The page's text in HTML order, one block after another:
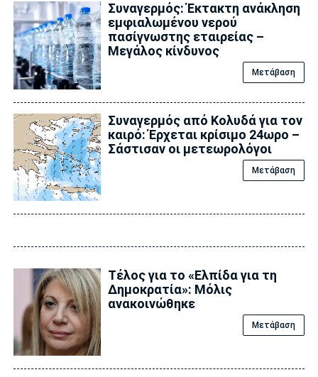
Συναγερμός: Έκτακτη ανάκληση
εμφιαλωμένου νερού
πασίγνωστης εταιρείας –
Μεγάλος κίνδυνος
Μετάβαση
Συναγερμός από Κολυδά για τον
καιρό: Έρχεται κρίσιμο 24ωρο –
Σάστισαν οι μετεωρολόγοι
Μετάβαση
Τέλος για το «Ελπίδα για τη
Δημοκρατία»: Μόλις
ανακοινώθηκε
Μετάβαση